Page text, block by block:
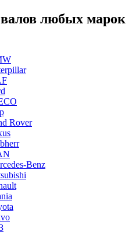
любых марок